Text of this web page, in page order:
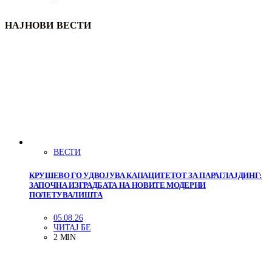
НАЈНОВИ ВЕСТИ
ВЕСТИ
КРУШЕВО ГО УДВОЈУВА КАПАЦИТЕТОТ ЗА ПАРАГЛАЈДИНГ:
ЗАПОЧНА ИЗГРАДБАТА НА НОВИТЕ МОДЕРНИ
ПОЛЕТУВАЛИШТА
05.08.26
ЧИТАЈ БЕ
2 MIN